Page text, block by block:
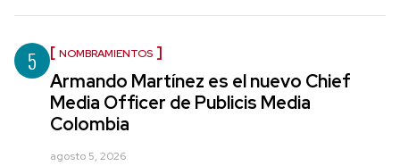
5 NOMBRAMIENTOS
Armando Martínez es el nuevo Chief
Media Officer de Publicis Media
Colombia
agosto 5, 2026